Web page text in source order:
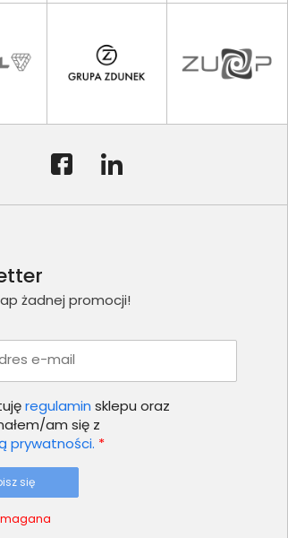
żadnej promocji!
e-mail
regulamin sklepu oraz
am się z
prywatności. *
się